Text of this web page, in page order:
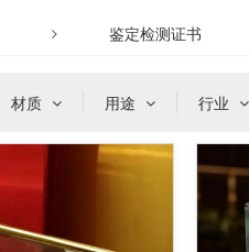
鉴定检测证书
材质 用途 行业